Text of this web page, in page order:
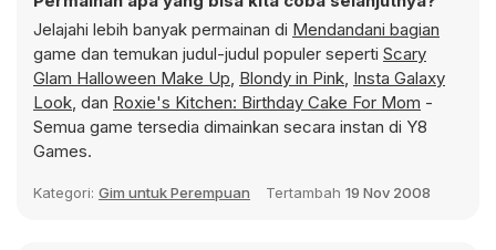
Jelajahi lebih banyak permainan di Mendandani bagian
game dan temukan judul-judul populer seperti Scary
Glam Halloween Make Up, Blondy in Pink, Insta Galaxy
Look, dan Roxie's Kitchen: Birthday Cake For Mom -
Semua game tersedia dimainkan secara instan di Y8
Games.
Kategori: Gim untuk Perempuan Tertambah 19 Nov 2008